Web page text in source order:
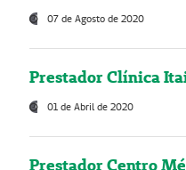
07 de Agosto de 2020
Prestador Clínica
01 de Abril de 2020
Prestador Centro